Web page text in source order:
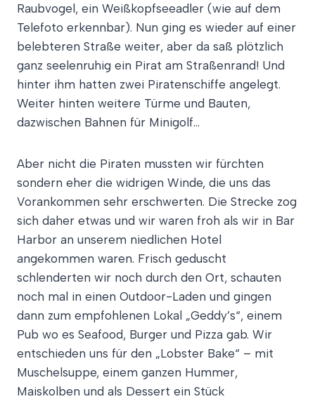
Raubvogel, ein Weißkopfseeadler (wie auf dem
Telefoto erkennbar). Nun ging es wieder auf einer
belebteren Straße weiter, aber da saß plötzlich
ganz seelenruhig ein Pirat am Straßenrand! Und
hinter ihm hatten zwei Piratenschiffe angelegt.
Weiter hinten weitere Türme und Bauten,
dazwischen Bahnen für Minigolf…
Aber nicht die Piraten mussten wir fürchten
sondern eher die widrigen Winde, die uns das
Vorankommen sehr erschwerten. Die Strecke zog
sich daher etwas und wir waren froh als wir in Bar
Harbor an unserem niedlichen Hotel
angekommen waren. Frisch geduscht
schlenderten wir noch durch den Ort, schauten
noch mal in einen Outdoor-Laden und gingen
dann zum empfohlenen Lokal „Geddy’s“, einem
Pub wo es Seafood, Burger und Pizza gab. Wir
entschieden uns für den „Lobster Bake“ – mit
Muschelsuppe, einem ganzen Hummer,
Maiskolben und als Dessert ein Stück